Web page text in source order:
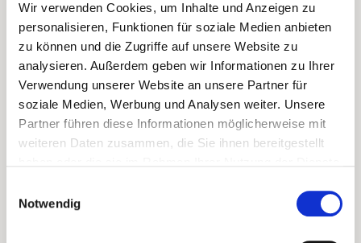
Wir verwenden Cookies, um Inhalte und Anzeigen zu
personalisieren, Funktionen für soziale Medien anbieten
zu können und die Zugriffe auf unsere Website zu
analysieren. Außerdem geben wir Informationen zu Ihrer
Verwendung unserer Website an unsere Partner für
soziale Medien, Werbung und Analysen weiter. Unsere
Partner führen diese Informationen möglicherweise mit
weiteren Daten zusammen, die Sie ihnen bereitgestellt
Notwendig